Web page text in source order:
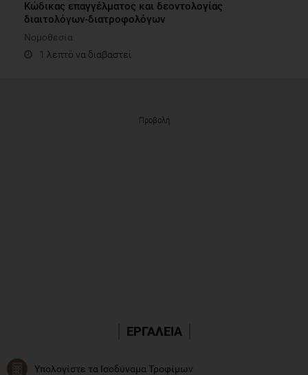
Κώδικας επαγγέλματος και δεοντολογίας
διαιτολόγων-διατροφολόγων
Νομοθεσία
1 λεπτό να διαβαστεί
Προβολή
ΕΡΓΑΛΕΙΑ
Υπολογίστε τα Ισοδύναμα Τροφίμων